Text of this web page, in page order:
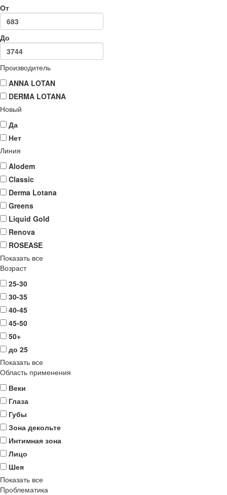
От
До
Производитель
ANNA LOTAN
DERMA LOTANA
Новый
Да
Нет
Линия
Alodem
Classic
Derma Lotana
Greens
Liquid Gold
Renova
ROSEASE
Показать все
Возраст
25-30
30-35
40-45
45-50
50+
до 25
Показать все
Область применения
Веки
Глаза
Губы
Зона декольте
Интимная зона
Лицо
Шея
Показать все
Проблематика